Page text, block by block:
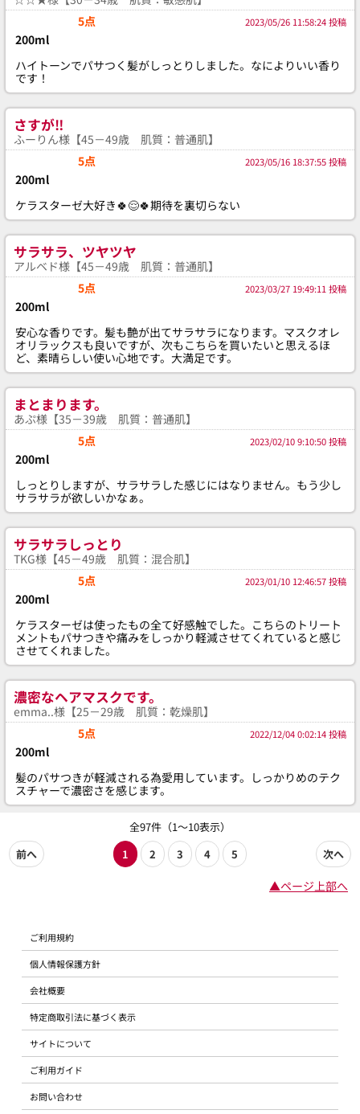
5点
2023/05/26 11:58:24 投稿
200ml
ハイトーンでパサつく髪がしっとりしました。なによりいい香り
です！
さすが‼️
ふーりん様【45－49歳 肌質：普通肌】
5点
2023/05/16 18:37:55 投稿
200ml
ケラスターゼ大好き🍀😌🍀期待を裏切らない
サラサラ、ツヤツヤ
アルベド様【45－49歳 肌質：普通肌】
5点
2023/03/27 19:49:11 投稿
200ml
安心な香りです。髪も艶が出てサラサラになります。マスクオレ
オリラックスも良いですが、次もこちらを買いたいと思えるほ
ど、素晴らしい使い心地です。大満足です。
まとまります。
あぷ様【35－39歳 肌質：普通肌】
5点
2023/02/10 9:10:50 投稿
200ml
しっとりしますが、サラサラした感じにはなりません。もう少し
サラサラが欲しいかなぁ。
サラサラしっとり
TKG様【45－49歳 肌質：混合肌】
5点
2023/01/10 12:46:57 投稿
200ml
ケラスターゼは使ったもの全て好感触でした。こちらのトリート
メントもパサつきや痛みをしっかり軽減させてくれていると感じ
させてくれました。
濃密なヘアマスクです。
emma..様【25－29歳 肌質：乾燥肌】
5点
2022/12/04 0:02:14 投稿
200ml
髪のパサつきが軽減される為愛用しています。しっかりめのテク
スチャーで濃密さを感じます。
全97件（1～10表示）
前へ
1 2 3 4 5 次へ
▲ページ上部へ
ご利用規約
個人情報保護方針
会社概要
特定商取引法に基づく表示
サイトについて
ご利用ガイド
お問い合わせ